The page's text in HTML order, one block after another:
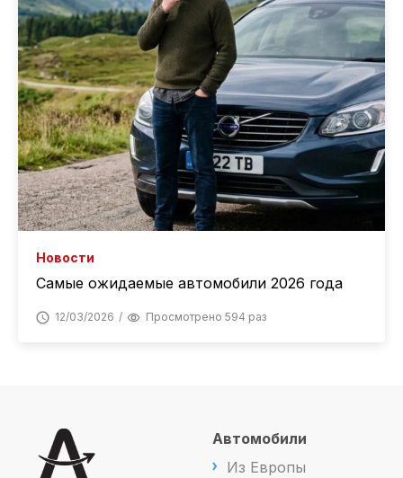
Новости
Самые ожидаемые автомобили 2026 года
12/03/2026 Просмотрено 594 раз
Автомобили
Из Европы